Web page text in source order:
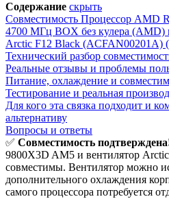
Содержание скрыть
Совместимость Процессор AMD
4700 МГц BOX без кулера (AMD)
Arctic F12 Black (ACFAN00201A)
Технический разбор
Реальные отзывы и проблемы
Питание, охлаждение и
Тестирование и реальная
Для кого эта связка подходит и
альтернативу
Вопросы и ответы
✅ Совместимость
9800X3D AM5 и вентилятор
совместимы. Вентилятор можно
дополнительного охлаждения
самого процессора потребуется